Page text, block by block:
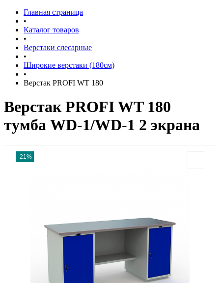
Главная страница
•
Каталог товаров
•
Верстаки слесарные
•
Широкие верстаки (180см)
•
Верстак PROFI WT 180
Верстак PROFI WT 180
тумба WD-1/WD-1 2 экрана
-21%